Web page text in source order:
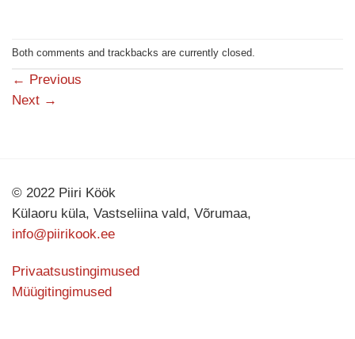
Both comments and trackbacks are currently closed.
← Previous
Next →
© 2022 Piiri Köök
Külaoru küla, Vastseliina vald, Võrumaa,
info@piirikook.ee
Privaatsustingimused
Müügitingimused